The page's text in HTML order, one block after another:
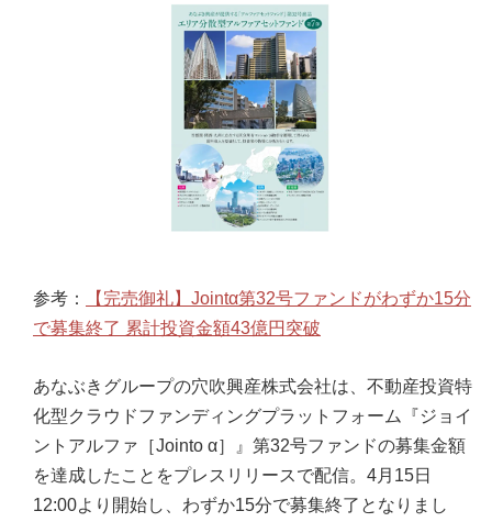
参考：
【完売御礼】Jointα第32号ファンドがわずか15分
で募集終了 累計投資金額43億円突破
あなぶきグループの穴吹興産株式会社は、不動産投資特
化型クラウドファンディングプラットフォーム『ジョイ
ントアルファ［Jointo α］』第32号ファンドの募集金額
を達成したことをプレスリリースで配信。4月15日
12:00より開始し、わずか15分で募集終了となりまし